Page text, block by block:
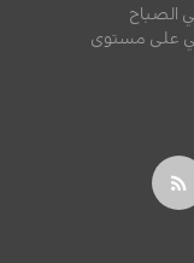
الصباح
على مستوى